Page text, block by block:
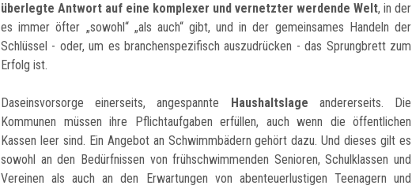
überlegte Antwort auf eine komplexer und vernetzter werdende Welt, in der
es immer öfter „sowohl“ „als auch“ gibt, und in der gemeinsames Handeln der
Schlüssel - oder, um es branchenspezifisch auszudrücken - das Sprungbrett zum
Erfolg ist.
Daseinsvorsorge einerseits, angespannte Haushaltslage andererseits. Die
Kommunen müssen ihre Pflichtaufgaben erfüllen, auch wenn die öffentlichen
Kassen leer sind. Ein Angebot an Schwimmbädern gehört dazu. Und dieses gilt es
sowohl an den Bedürfnissen von frühschwimmenden Senioren, Schulklassen und
Vereinen als auch an den Erwartungen von abenteuerlustigen Teenagern und